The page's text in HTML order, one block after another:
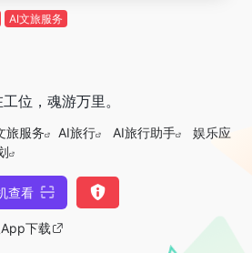
AI文旅服务
位，魂游万里。
旅服务 AI旅行 AI旅行助手
娱乐应
查看
下载